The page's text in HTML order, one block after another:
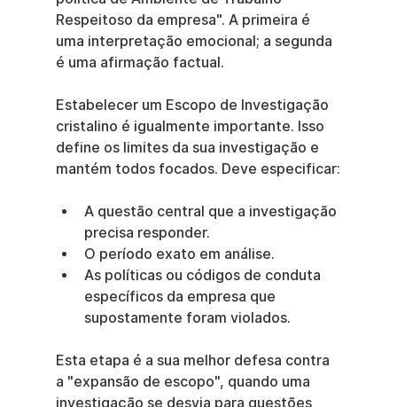
Respeitoso da empresa". A primeira é
uma interpretação emocional; a segunda
é uma afirmação factual.
Estabelecer um Escopo de Investigação
cristalino é igualmente importante. Isso
define os limites da sua investigação e
mantém todos focados. Deve especificar:
A questão central que a investigação
precisa responder.
O período exato em análise.
As políticas ou códigos de conduta
específicos da empresa que
supostamente foram violados.
Esta etapa é a sua melhor defesa contra
a "expansão de escopo", quando uma
investigação se desvia para questões